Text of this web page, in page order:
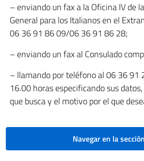
– enviando un fax a la Oficina IV de
General para los Italianos en el
06 36 91 86 09/06 36 91 86 28;
– enviando un fax al Consulado
– llamando por teléfono al 06 36 91
16.00 horas especificando sus
que busca y el motivo por el que
Navegar en la sección